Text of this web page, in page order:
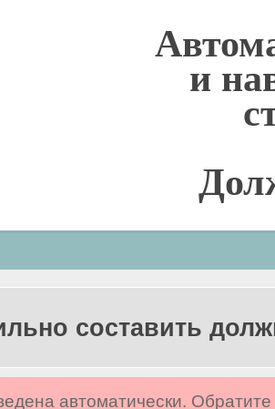
и
составить
автоматически.